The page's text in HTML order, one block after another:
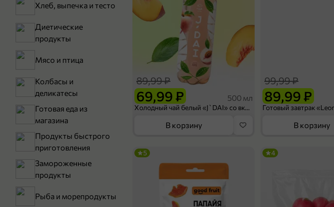
Хлеб, выпечка и тесто
Диетические
продукты
Мясо и птица
Колбасы и
деликатесы
Готовая еда из
магазина
Продукты быстрого
приготовления
Замороженные
продукты
Рыба и морепродукты
69,99 ₽
89,99 ₽
500 мл
Холодный чай белый «J`DAI» со вкусом белого персика, 500 мл
В корзину
89,99 ₽
99,99 ₽
В корзину
5 4